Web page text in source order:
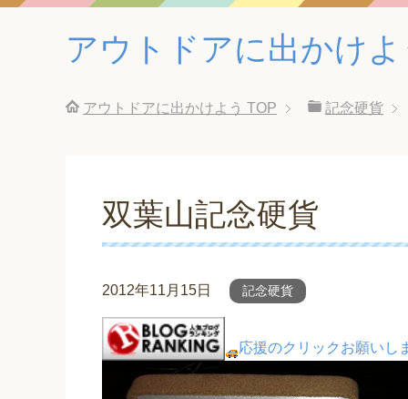
アウトドアに出かけ
アウトドアに出かけよう TOP 記念硬貨
双葉山記念硬貨
2012年11月15日 記念硬貨
応援のクリックお願いし